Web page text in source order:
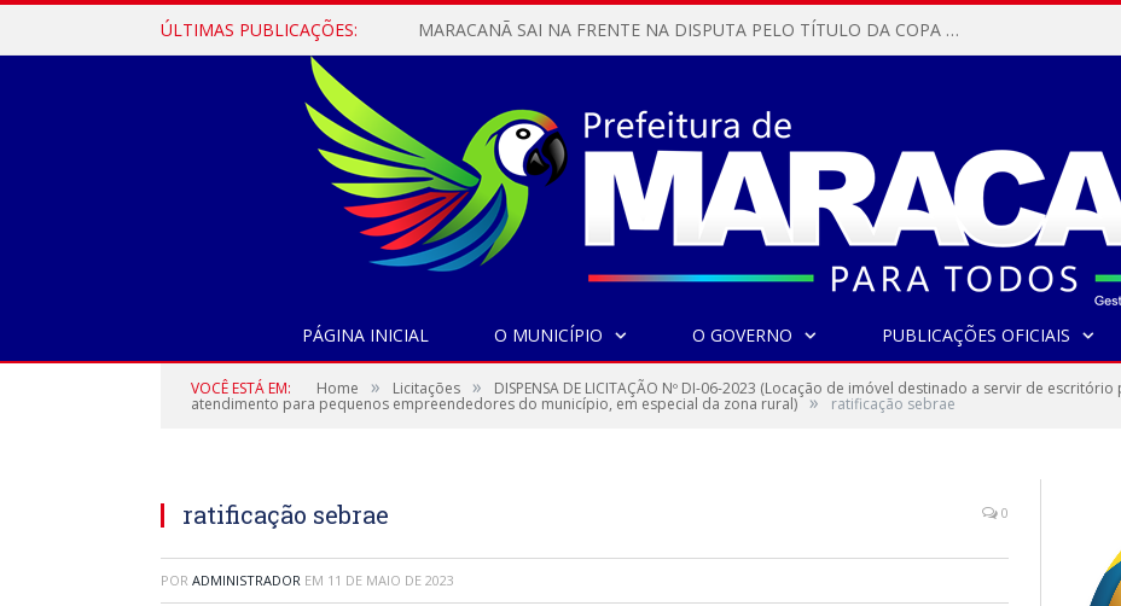
ÚLTIMAS PUBLICAÇÕES: MARACANÃ SAI NA FRENTE NA DISPUTA PELO TÍTULO DA COPA PARÁ SUB-17!
PÁGINA INICIAL O MUNICÍPIO O GOVERNO PUBLICAÇÕES OFICIAIS
VOCÊ ESTÁ EM: Home » Licitações » DISPENSA DE LICITAÇÃO Nº DI-06-2023 (Locação de imóvel destinado a servir de
atendimento para pequenos empreendedores do município, em especial da zona rural) » ratificação sebrae
ratificação sebrae 0
POR ADMINISTRADOR EM 11 DE MAIO DE 2023